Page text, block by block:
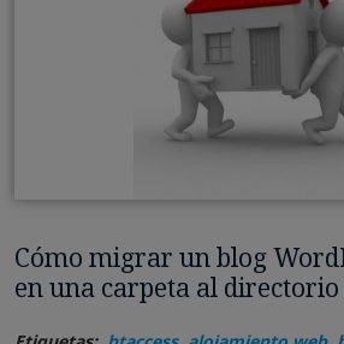
Cómo migrar un blog
en una carpeta al